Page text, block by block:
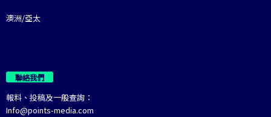
澳洲/亞太
聯絡我們
報料、投稿及一般查詢：
Info@points-media.com